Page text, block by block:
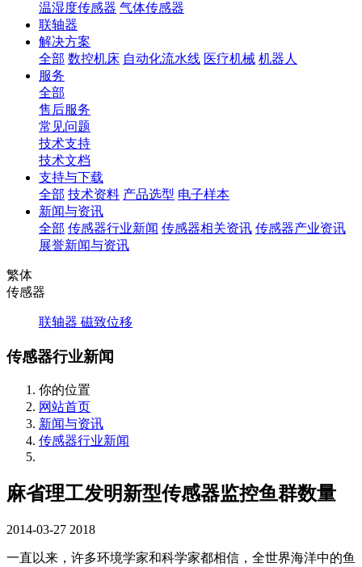
温湿度传感器 气体传感器
联轴器
解决方案
全部 数控机床 自动化流水线 医疗机械 机器人
服务
全部
售后服务
常见问题
技术支持
技术文档
支持与下载
全部 技术资料 产品选型 电子样本
新闻与资讯
全部 传感器行业新闻 传感器相关资讯 传感器产业资讯
展誉新闻与资讯
繁体
传感器
联轴器 磁致位移
传感器行业新闻
你的位置
网站首页
新闻与资讯
传感器行业新闻
麻省理工发明新型传感器监控鱼群数量
2014-03-27 2018
一直以来，许多环境学家和科学家都相信，全世界海洋中的鱼